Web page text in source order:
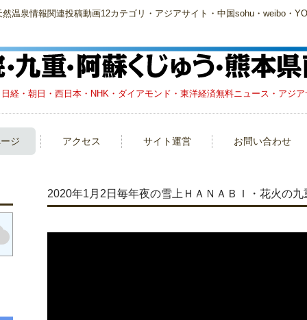
温泉情報関連投稿動画12カテゴリ・アジアサイト・中国sohu・weibo・
経・朝日・西日本・NHK・ダイアモンド・東洋経済無料ニュース・アジ
ジ アクセス サイト運営 お問い合わせ
2020年1月2日毎年夜の雪上ＨＡＮＡＢＩ・花火の